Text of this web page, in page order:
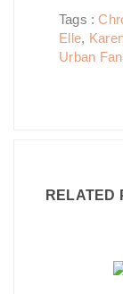
Tags :
Elle,
Urban
RELATED